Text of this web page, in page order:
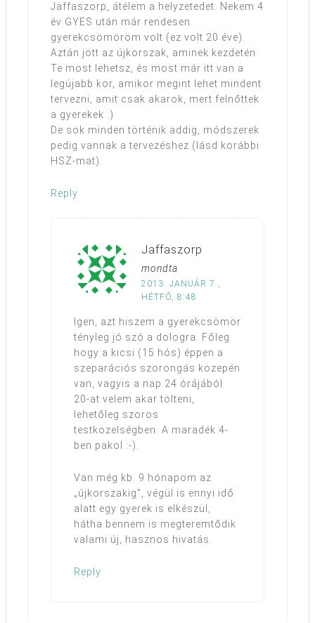
Jaffaszorp, átélem a helyzetedet. Nekem 4
év GYES után már rendesen
gyerekcsömöröm volt (ez volt 20 éve).
Aztán jött az újkorszak, aminek kezdetén
Te most lehetsz, és most már itt van a
legújabb kor, amikor megint lehet mindent
tervezni, amit csak akarok, mert felnőttek
a gyerekek :)
De sok minden történik addig, módszerek
pedig vannak a tervezéshez (lásd korábbi
HSZ-mat).
Reply
Jaffaszorp
mondta
2013. JANUÁR 7.,
HÉTFŐ, 8:48
Igen, azt hiszem a gyerekcsömör
tényleg jó szó a dologra. Főleg
hogy a kicsi (15 hós) éppen a
szeparációs szorongás közepén
van, vagyis a nap 24 órájából
20-at velem akar tölteni,
lehetőleg szoros
testközelségben. A maradék 4-
ben pakol :-).
Van még kb. 9 hónapom az
„újkorszakig”, végül is ennyi idő
alatt egy gyerek is elkészül,
hátha bennem is megteremtődik
valami új, hasznos hivatás.
Reply